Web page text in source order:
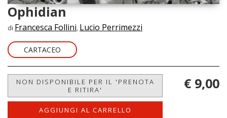
Ophidian
di Francesca Follini, Lucio Perrimezzi
CARTACEO
NON DISPONIBILE PER IL 'PRENOTA
E RITIRA'
AGGIUNGI AL CARRELLO
€ 9,00